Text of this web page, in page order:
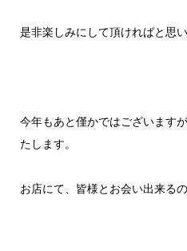
是非楽しみにして頂ければと思い
今年もあと僅かではございます
たします。
お店にて、皆様とお会い出来る